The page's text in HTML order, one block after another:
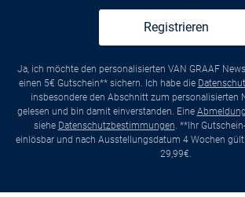
Registrieren
Ja, ich möchte den personalisierten VAN GRAAF
einen 5€ Gutschein** sichern. Ich habe die
insbesondere den Abschnitt zum personalisierten
gelesen und bin damit einverstanden. Eine Abmeldung
siehe Datenschutzbestimmungen . **Ihr
einlösbar und nach Ausstellungsdatum 4 Wochen
29,99€.